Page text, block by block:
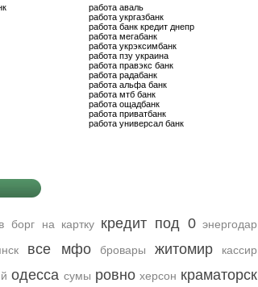
работа аваль
работа укргазбанк
работа банк кредит днепр
работа мегабанк
работа укрэксимбанк
работа пзу украина
работа правэкс банк
работа радабанк
работа альфа банк
работа мтб банк
работа ощадбанк
работа приватбанк
работа универсал банк
борг на картку кредит под 0 энергодар
все мфо бровары житомир кассир
одесса сумы ровно херсон краматорск